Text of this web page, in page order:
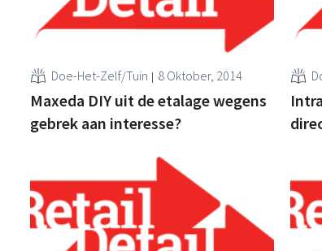
Doe-Het-Zelf/Tuin 8 Oktober, 2014
Maxeda DIY uit de etalage wegens
gebrek aan interesse?